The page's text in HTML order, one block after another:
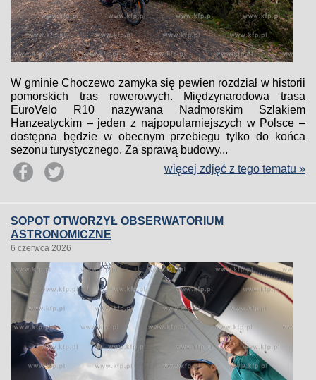
W gminie Choczewo zamyka się pewien rozdział w historii
pomorskich tras rowerowych. Międzynarodowa trasa
EuroVelo R10 nazywana Nadmorskim Szlakiem
Hanzeatyckim – jeden z najpopularniejszych w Polsce –
dostępna będzie w obecnym przebiegu tylko do końca
sezonu turystycznego. Za sprawą budowy...
więcej zdjęć z tego tematu »
SOPOT OTWORZYŁ OBSERWATORIUM
ASTRONOMICZNE
6 czerwca 2026